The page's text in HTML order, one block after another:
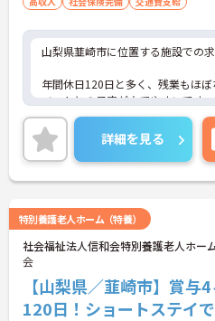
山梨県韮崎市に位置する施設での求
年間休日120日と多く、残業もほ
ベートとの予定が立てやすいです。
また、賞与4ヶ月分実績と頑張りを
けます。
マイカー通勤OKなので、通勤のス
ご興味のある方は、お気軽にお問い
い。
詳細を見る
特別養護老人ホーム（特養）
社会福祉法人信和会特別養護老人ホ
会
【山梨県／韮崎市】賞与
120日！ショートステイ